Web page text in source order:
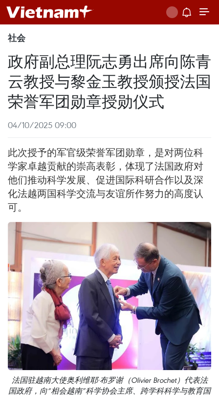
社会
政府副总理阮志勇出席向陈青
云教授与黎金玉教授颁授法国
荣誉军团勋章授勋仪式
04/10/2025 09:00
此次授予的军官级荣誉军团勋章，是对两位科
学家卓越贡献的崇高表彰，体现了法国政府对
他们推动科学发展、促进国际科研合作以及深
化法越两国科学交流与友谊所作努力的高度认
可。
法国驻越南大使奥利维耶·布罗谢（Olivier Brochet）代表法
国政府，向“相会越南”科学协会主席、跨学科科学与教育国